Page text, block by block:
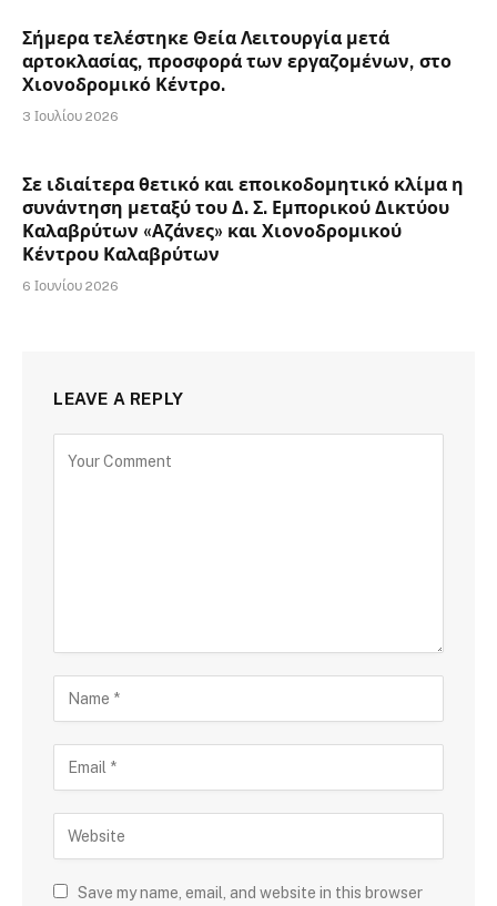
Σήμερα τελέστηκε Θεία Λειτουργία μετά
αρτοκλασίας, προσφορά των εργαζομένων, στο
Χιονοδρομικό Κέντρο.
3 Ιουλίου 2026
Σε ιδιαίτερα θετικό και εποικοδομητικό κλίμα η
συνάντηση μεταξύ του Δ. Σ. Εμπορικού Δικτύου
Καλαβρύτων «Αζάνες» και Χιονοδρομικού
Κέντρου Καλαβρύτων
6 Ιουνίου 2026
LEAVE A REPLY
Save my name, email, and website in this browser